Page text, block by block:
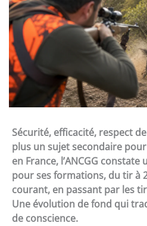
Sécurité, efficacité, respect de
plus un sujet secondaire
en France, l’ANCGG
pour ses formations, du tir à
courant, en passant par les
Une évolution de fond qui
de conscience.